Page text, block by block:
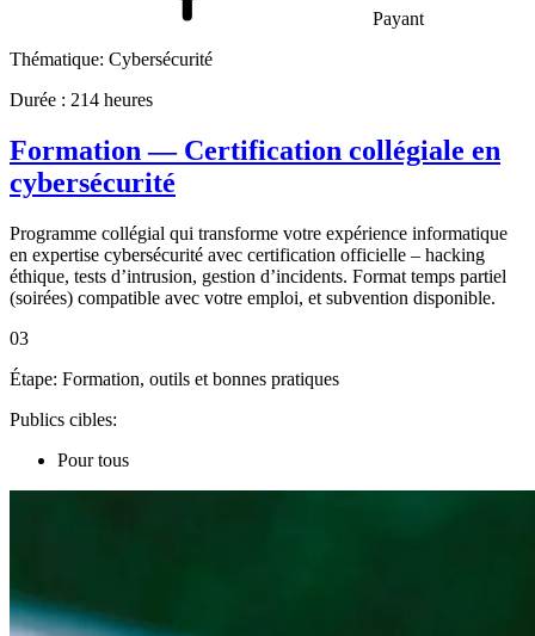
Payant
Thématique: Cybersécurité
Durée : 214 heures
Formation — Certification collégiale en
cybersécurité
Programme collégial qui transforme votre expérience informatique
en expertise cybersécurité avec certification officielle – hacking
éthique, tests d’intrusion, gestion d’incidents. Format temps partiel
(soirées) compatible avec votre emploi, et subvention disponible.
03
Étape: Formation, outils et bonnes pratiques
Publics cibles:
Pour tous